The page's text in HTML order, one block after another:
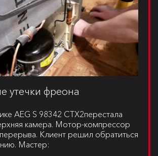
утечки фреона
AEG S 98342 CTX2перестала
камера. Мотор-компрессор
Клиент решил обратиться
Мастер: